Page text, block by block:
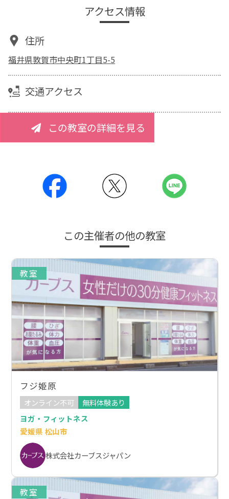
アクセス情報
住所
福井県敦賀市中央町1丁目5-5
交通アクセス
この教室の詳細を見る
この主催者の他の教室
教室
フジ姫原
オンライン不可
無料体験あり
ヨガ・フィットネス
愛媛県 松山市
株式会社カーブスジャパン
教室